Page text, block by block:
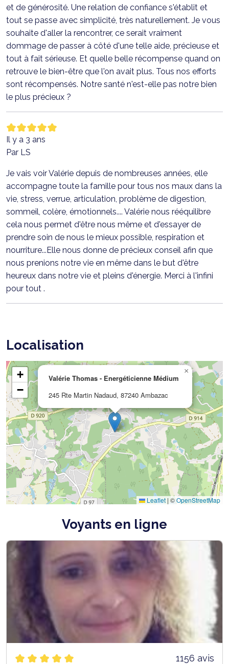
et de générosité. Une relation de confiance s'établit et
tout se passe avec simplicité, très naturellement. Je vous
souhaite d'aller la rencontrer, ce serait vraiment
dommage de passer à côté d'une telle aide, précieuse et
tout à fait sérieuse. Et quelle belle récompense quand on
retrouve le bien-être que l'on avait plus. Tous nos efforts
sont récompensés. Notre santé n'est-elle pas notre bien
le plus précieux ?
Il y a 3 ans
Par LS
Je vais voir Valérie depuis de nombreuses années, elle
accompagne toute la famille pour tous nos maux dans la
vie, stress, verrue, articulation, problème de digestion,
sommeil, colère, émotionnels.... Valérie nous rééquilibre
cela nous permet d'être nous même et d'essayer de
prendre soin de nous le mieux possible, respiration et
nourriture...Elle nous donne de précieux conseil afin que
nous prenions notre vie en même dans le but d'être
heureux dans notre vie et pleins d'énergie. Merci à l'infini
pour tout .
Localisation
Valérie Thomas - Energéticienne Médium
245 Rte Martin Nadaud, 87240 Ambazac
×
+
−
Leaflet | ©OpenStreetMap
Voyants en ligne
1156 avis